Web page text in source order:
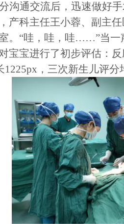
沟通交流后，迅速做好
产科主任王小蓉、副主
。 “哇，哇，哇……”当一
宝宝进行了初步评估：
1225px，三次新生儿评分